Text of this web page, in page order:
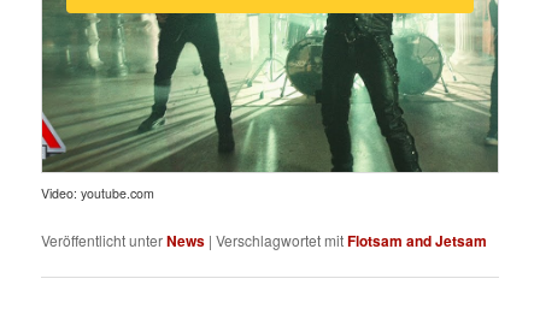
Video: youtube.com
Veröffentlicht unterNews |Verschlagwortet mitFlotsam and Jetsam